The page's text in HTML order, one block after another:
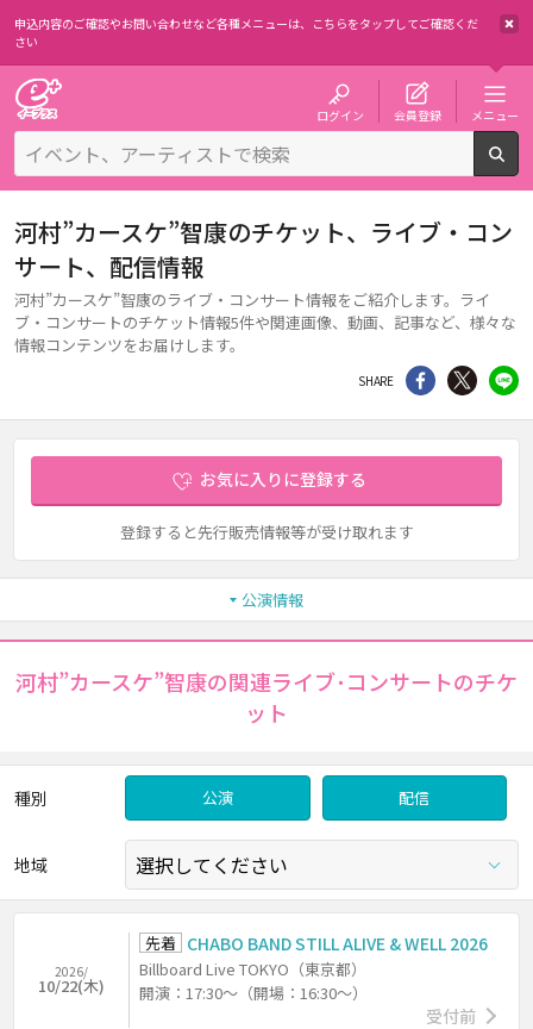
申込内容のご確認やお問い合わせなど各種メニューは、 こちらをタップしてご確認くだ
さい
ログイン 会員登録 メニュー
河村”カースケ”智康のチケット、ライブ・コン
サート、配信情報
河村”カースケ”智康のライブ・コンサート情報をご紹介します。ライ
ブ・コンサートのチケット情報5件や関連画像、動画、記事など、様々な
情報コンテンツをお届けします。
SHARE シェア Twitter
お気に入りに登録する
登録すると先行販売情報等が受け取れます
公演情報
河村”カースケ”智康の関連ライブ･コンサートのチケ
ット
種別 公演 配信
地域
2026/
10/22(木)
先着 CHABO BAND STILL ALIVE & WELL 2026
Billboard Live TOKYO（東京都）
開演：17:30～（開場：16:30～）
受付前